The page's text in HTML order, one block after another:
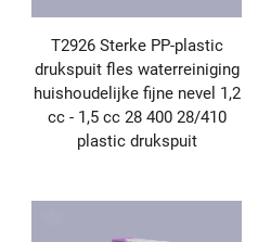
T2926 Sterke PP-plastic
drukspuit fles waterreiniging
huishoudelijke fijne nevel 1,2
cc - 1,5 cc 28 400 28/410
plastic drukspuit